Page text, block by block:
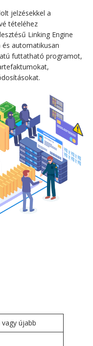
jelzésekkel a
tételéhez
Linking Engine
és automatikusan
futtatható programot,
vagy újabb